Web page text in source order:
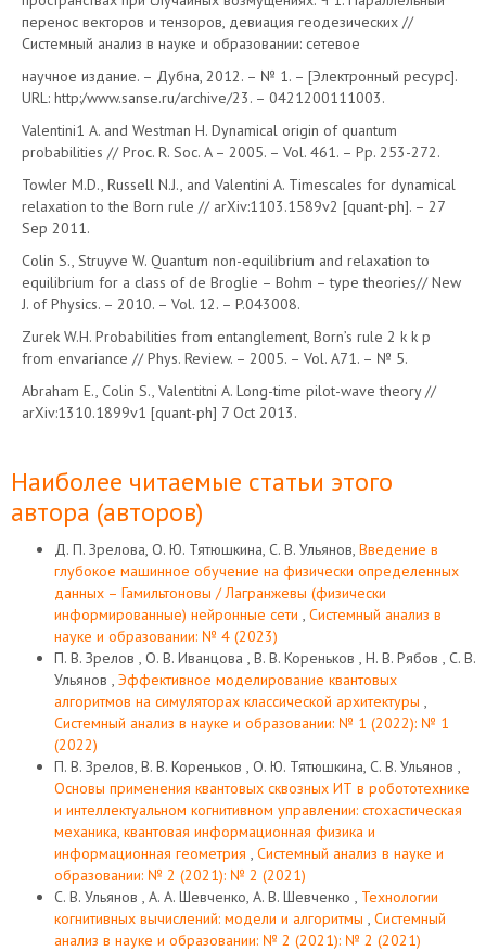
перенос векторов и тензоров, девиация геодезических //
Системный анализ в науке и образовании: сетевое
научное издание. – Дубна, 2012. – № 1. – [Электронный ресурс].
URL: http:/www.sanse.ru/archive/23. – 0421200111003.
Valentini1 A. and Westman H. Dynamical origin of quantum
probabilities // Proc. R. Soc. A – 2005. – Vol. 461. – Pp. 253-272.
Towler M.D., Russell N.J., and Valentini A. Timescales for dynamical
relaxation to the Born rule // arXiv:1103.1589v2 [quant-ph]. – 27
Sep 2011.
Colin S., Struyve W. Quantum non-equilibrium and relaxation to
equilibrium for a class of de Broglie – Bohm – type theories// New
J. of Physics. – 2010. – Vol. 12. – P.043008.
Zurek W.H. Probabilities from entanglement, Born’s rule 2 k k p
from envariance // Phys. Review. – 2005. – Vol. A71. – № 5.
Abraham E., Colin S., Valentitni A. Long-time pilot-wave theory //
arXiv:1310.1899v1 [quant-ph] 7 Oct 2013.
Наиболее читаемые статьи этого
автора (авторов)
Д. П. Зрелова, О. Ю. Тятюшкина, С. В. Ульянов, Введение в
глубокое машинное обучение на физически определенных
данных – Гамильтоновы / Лагранжевы (физически
информированные) нейронные сети , Системный анализ в
науке и образовании: № 4 (2023)
П. В. Зрелов , О. В. Иванцова , В. В. Кореньков , Н. В. Рябов , С. В.
Ульянов , Эффективное моделирование квантовых
алгоритмов на симуляторах классической архитектуры ,
Системный анализ в науке и образовании: № 1 (2022): № 1
(2022)
П. В. Зрелов, В. В. Кореньков , О. Ю. Тятюшкина, С. В. Ульянов ,
Основы применения квантовых сквозных ИТ в робототехнике
и интеллектуальном когнитивном управлении: стохастическая
механика, квантовая информационная физика и
информационная геометрия , Системный анализ в науке и
образовании: № 2 (2021): № 2 (2021)
С. В. Ульянов , А. А. Шевченко, А. В. Шевченко , Технологии
когнитивных вычислений: модели и алгоритмы , Системный
анализ в науке и образовании: № 2 (2021): № 2 (2021)